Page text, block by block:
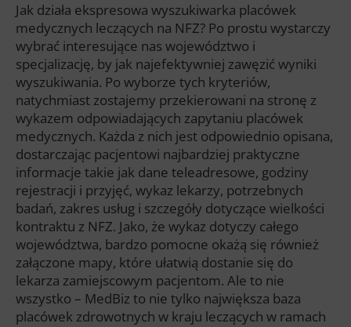
Jak działa ekspresowa wyszukiwarka placówek
medycznych leczących na NFZ? Po prostu wystarczy
wybrać interesujące nas województwo i
specjalizację, by jak najefektywniej zawęzić wyniki
wyszukiwania. Po wyborze tych kryteriów,
natychmiast zostajemy przekierowani na stronę z
wykazem odpowiadających zapytaniu placówek
medycznych. Każda z nich jest odpowiednio opisana,
dostarczając pacjentowi najbardziej praktyczne
informacje takie jak dane teleadresowe, godziny
rejestracji i przyjęć, wykaz lekarzy, potrzebnych
badań, zakres usług i szczegóły dotyczące wielkości
kontraktu z NFZ. Jako, że wykaz dotyczy całego
województwa, bardzo pomocne okażą się również
załączone mapy, które ułatwią dostanie się do
lekarza zamiejscowym pacjentom. Ale to nie
wszystko – MedBiz to nie tylko największa baza
placówek zdrowotnych w kraju leczących w ramach